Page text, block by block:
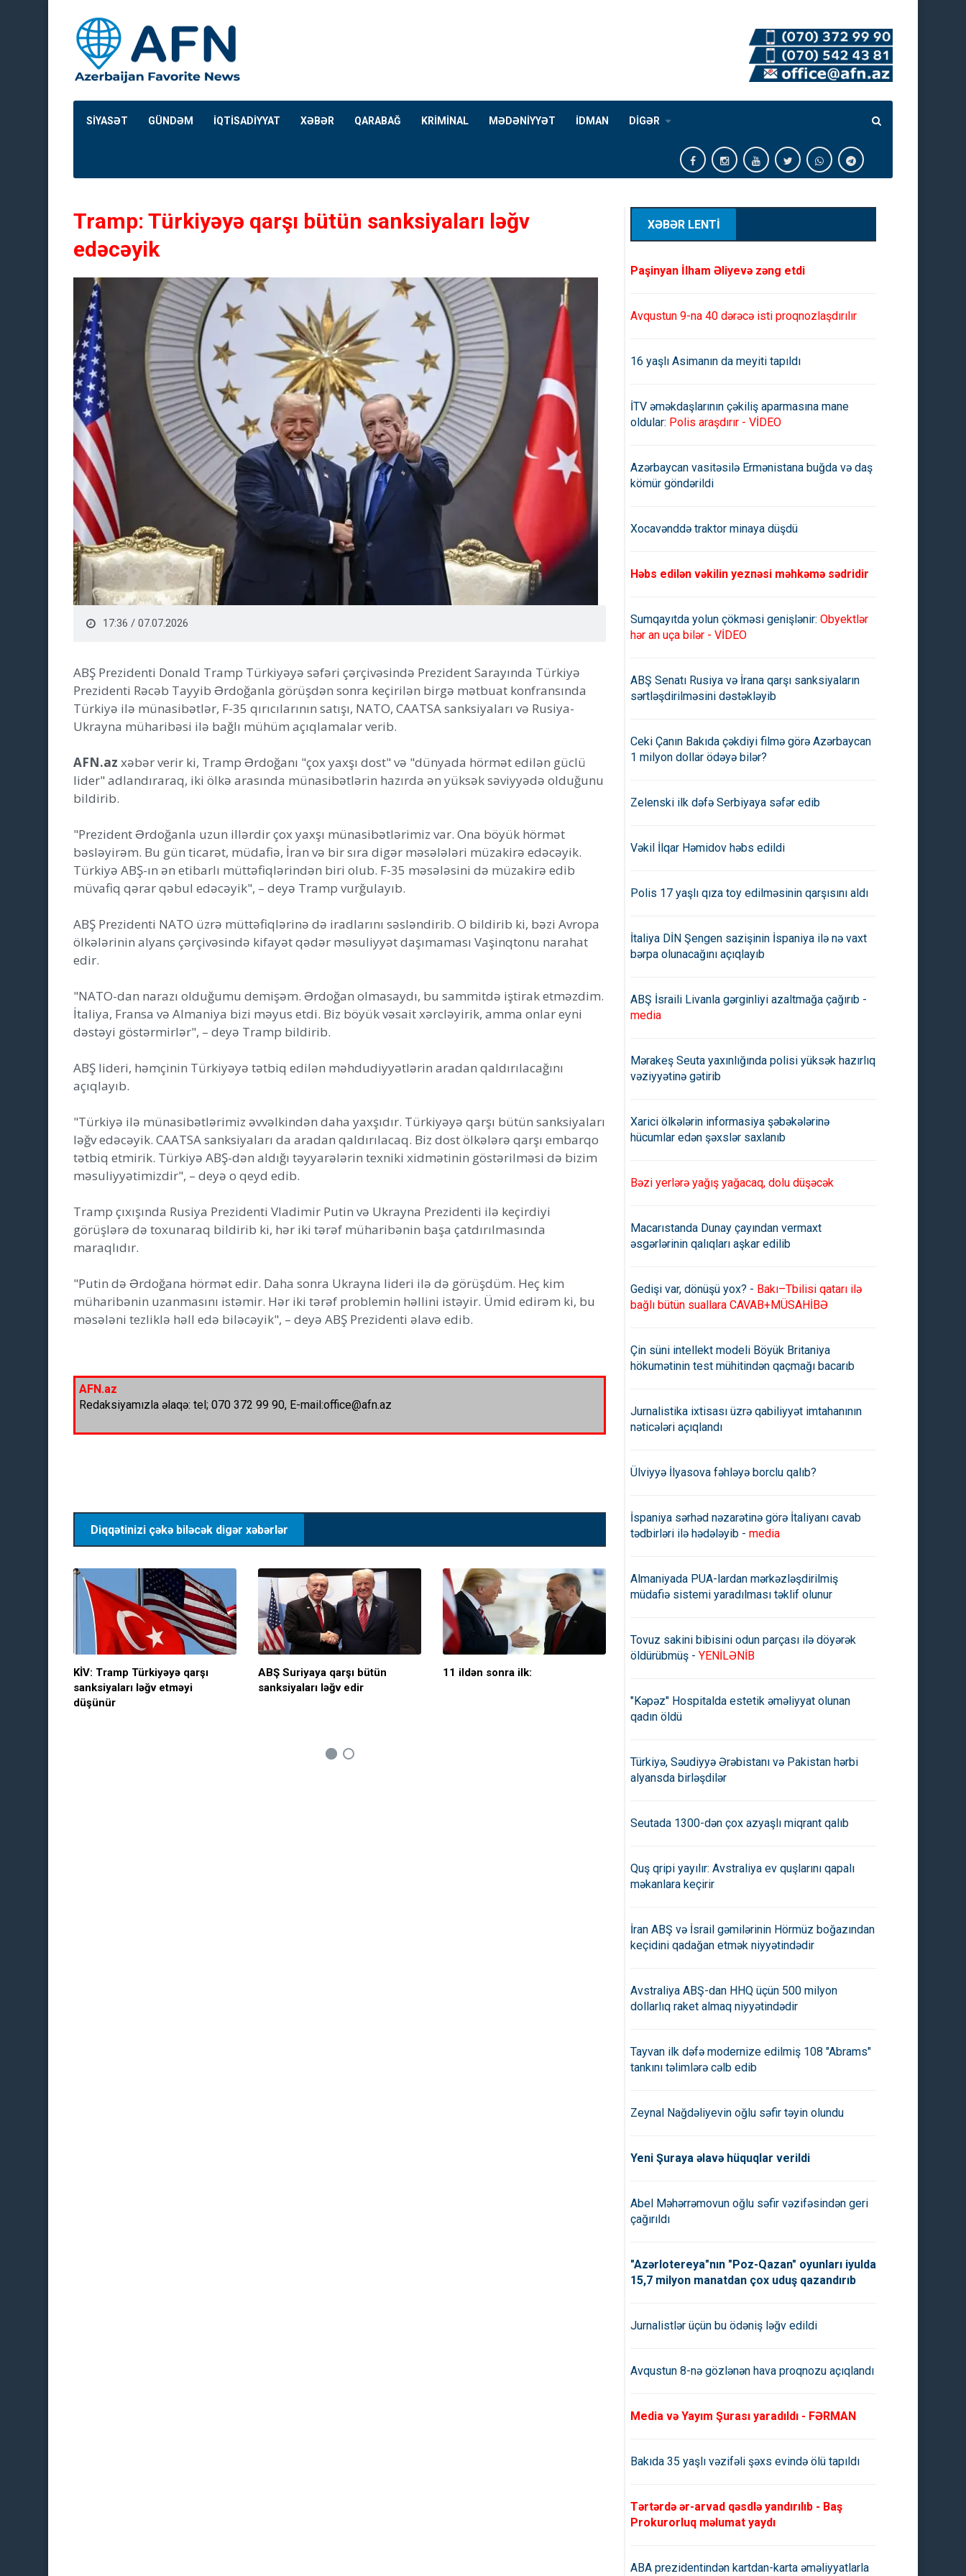
SİYASƏT GÜNDƏM İQTİSADİYYAT XƏBƏR QARABAĞ KRİMİNAL MƏDƏNİYYƏT İDMAN DİGƏR
Tramp: Türkiyəyə qarşı bütün sanksiyaları ləğv
edəcəyik
17:36 / 07.07.2026
ABŞ Prezidenti Donald Tramp Türkiyəyə səfəri çərçivəsində Prezident Sarayında Türkiyə
Prezidenti Rəcəb Tayyib Ərdoğanla görüşdən sonra keçirilən birgə mətbuat konfransında
Türkiyə ilə münasibətlər, F-35 qırıcılarının satışı, NATO, CAATSA sanksiyaları və Rusiya-
Ukrayna müharibəsi ilə bağlı mühüm açıqlamalar verib.
AFN.az xəbər verir ki, Tramp Ərdoğanı "çox yaxşı dost" və "dünyada hörmət edilən güclü
lider" adlandıraraq, iki ölkə arasında münasibətlərin hazırda ən yüksək səviyyədə olduğunu
bildirib.
"Prezident Ərdoğanla uzun illərdir çox yaxşı münasibətlərimiz var. Ona böyük hörmət
bəsləyirəm. Bu gün ticarət, müdafiə, İran və bir sıra digər məsələləri müzakirə edəcəyik.
Türkiyə ABŞ-ın ən etibarlı müttəfiqlərindən biri olub. F-35 məsələsini də müzakirə edib
müvafiq qərar qəbul edəcəyik", – deyə Tramp vurğulayıb.
ABŞ Prezidenti NATO üzrə müttəfiqlərinə də iradlarını səsləndirib. O bildirib ki, bəzi Avropa
ölkələrinin alyans çərçivəsində kifayət qədər məsuliyyət daşımaması Vaşinqtonu narahat
edir.
"NATO-dan narazı olduğumu demişəm. Ərdoğan olmasaydı, bu sammitdə iştirak etməzdim.
İtaliya, Fransa və Almaniya bizi məyus etdi. Biz böyük vəsait xərcləyirik, amma onlar eyni
dəstəyi göstərmirlər", – deyə Tramp bildirib.
ABŞ lideri, həmçinin Türkiyəyə tətbiq edilən məhdudiyyətlərin aradan qaldırılacağını
açıqlayıb.
"Türkiyə ilə münasibətlərimiz əvvəlkindən daha yaxşıdır. Türkiyəyə qarşı bütün sanksiyaları
ləğv edəcəyik. CAATSA sanksiyaları da aradan qaldırılacaq. Biz dost ölkələrə qarşı embarqo
tətbiq etmirik. Türkiyə ABŞ-dən aldığı təyyarələrin texniki xidmətinin göstərilməsi də bizim
məsuliyyətimizdir", – deyə o qeyd edib.
Tramp çıxışında Rusiya Prezidenti Vladimir Putin və Ukrayna Prezidenti ilə keçirdiyi
görüşlərə də toxunaraq bildirib ki, hər iki tərəf müharibənin başa çatdırılmasında
maraqlıdır.
"Putin də Ərdoğana hörmət edir. Daha sonra Ukrayna lideri ilə də görüşdüm. Heç kim
müharibənin uzanmasını istəmir. Hər iki tərəf problemin həllini istəyir. Ümid edirəm ki, bu
məsələni tezliklə həll edə biləcəyik", – deyə ABŞ Prezidenti əlavə edib.
AFN.az
Redaksiyamızla əlaqə: tel; 070 372 99 90, E-mail:office@afn.az
Diqqətinizi çəkə biləcək digər xəbərlər
KİV: Tramp Türkiyəyə qarşı
sanksiyaları ləğv etməyi
düşünür
ABŞ Suriyaya qarşı bütün
sanksiyaları ləğv edir
11 ildən sonra ilk:
XƏBƏR LENTİ
Paşinyan İlham Əliyevə zəng etdi
Avqustun 9-na 40 dərəcə isti proqnozlaşdırılır
16 yaşlı Asimanın da meyiti tapıldı
İTV əməkdaşlarının çəkiliş aparmasına mane
oldular: Polis araşdırır - VİDEO
Azərbaycan vasitəsilə Ermənistana buğda və daş
kömür göndərildi
Xocavənddə traktor minaya düşdü
Həbs edilən vəkilin yeznəsi məhkəmə sədridir
Sumqayıtda yolun çökməsi genişlənir: Obyektlər
hər an uça bilər - VİDEO
ABŞ Senatı Rusiya və İrana qarşı sanksiyaların
sərtləşdirilməsini dəstəkləyib
Ceki Çanın Bakıda çəkdiyi filmə görə Azərbaycan
1 milyon dollar ödəyə bilər?
Zelenski ilk dəfə Serbiyaya səfər edib
Vəkil İlqar Həmidov həbs edildi
Polis 17 yaşlı qıza toy edilməsinin qarşısını aldı
İtaliya DİN Şengen sazişinin İspaniya ilə nə vaxt
bərpa olunacağını açıqlayıb
ABŞ İsraili Livanla gərginliyi azaltmağa çağırıb -
media
Mərakeş Seuta yaxınlığında polisi yüksək hazırlıq
vəziyyətinə gətirib
Xarici ölkələrin informasiya şəbəkələrinə
hücumlar edən şəxslər saxlanıb
Bəzi yerlərə yağış yağacaq, dolu düşəcək
Macarıstanda Dunay çayından vermaxt
əsgərlərinin qalıqları aşkar edilib
Gedişi var, dönüşü yox? - Bakı–Tbilisi qatarı ilə
bağlı bütün suallara CAVAB+MÜSAHİBƏ
Çin süni intellekt modeli Böyük Britaniya
hökumətinin test mühitindən qaçmağı bacarıb
Jurnalistika ixtisası üzrə qabiliyyət imtahanının
nəticələri açıqlandı
Ülviyyə İlyasova fəhləyə borclu qalıb?
İspaniya sərhəd nəzarətinə görə İtaliyanı cavab
tədbirləri ilə hədələyib - media
Almaniyada PUA-lardan mərkəzləşdirilmiş
müdafiə sistemi yaradılması təklif olunur
Tovuz sakini bibisini odun parçası ilə döyərək
öldürübmüş - YENİLƏNİB
"Kəpəz" Hospitalda estetik əməliyyat olunan
qadın öldü
Türkiyə, Səudiyyə Ərəbistanı və Pakistan hərbi
alyansda birləşdilər
Seutada 1300-dən çox azyaşlı miqrant qalıb
Quş qripi yayılır: Avstraliya ev quşlarını qapalı
məkanlara keçirir
İran ABŞ və İsrail gəmilərinin Hörmüz boğazından
keçidini qadağan etmək niyyətindədir
Avstraliya ABŞ-dan HHQ üçün 500 milyon
dollarlıq raket almaq niyyətindədir
Tayvan ilk dəfə modernize edilmiş 108 "Abrams"
tankını təlimlərə cəlb edib
Zeynal Nağdəliyevin oğlu səfir təyin olundu
Yeni Şuraya əlavə hüquqlar verildi
Abel Məhərrəmovun oğlu səfir vəzifəsindən geri
çağırıldı
"Azərlotereya"nın "Poz-Qazan" oyunları iyulda
15,7 milyon manatdan çox uduş qazandırıb
Jurnalistlər üçün bu ödəniş ləğv edildi
Avqustun 8-nə gözlənən hava proqnozu açıqlandı
Media və Yayım Şurası yaradıldı - FƏRMAN
Bakıda 35 yaşlı vəzifəli şəxs evində ölü tapıldı
Tərtərdə ər-arvad qəsdlə yandırılıb - Baş
Prokurorluq məlumat yaydı
ABA prezidentindən kartdan-karta əməliyyatlarla